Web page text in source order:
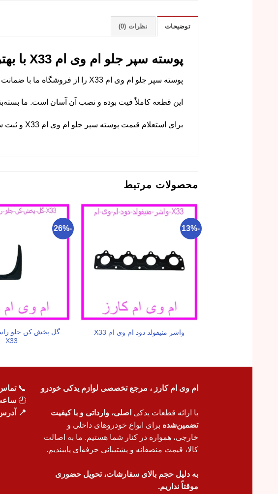
توضیحات نظرات (0)
پوسته سپر جلو ام وی ام X33 با بهترین قیمت و گارانتی
پوسته سپر جلو ام وی ام X33 را از فروشگاه ما با ضمانت و قیمت کاملاً رقابتی سفارش دهید. از سپر خودرویتان محافظت کنید.
این قطعه کاملاً فیت بوده و نصب آن آسان است. ما
برای استعلام قیمت پوسته سپر جلو ام وی ام X33 و ثبت سفارش، با ما تماس بگیرید.
محصولات مرتبط
-13%
واشر منیفولد دود ام وی ام X33
-26%
گل پخش کن جلو
X33
ام وی ام کارز ، مرجع تخصصی لوازم یدکی خودرو
با ارائه قطعات یدکی اصلی، وارداتی و با کیفیت
تضمین‌شده برای انواع خودروهای داخلی و
خارجی، همواره در کنار شما هستیم. ما به اصالت
کالا، قیمت منصفانه و پشتیبانی حرفه‌ای پایبندیم.
به دلیل حجم بالای سفارشات، تحویل حضوری
موقتاً نداریم.
📞
🕘 ساعت
📍